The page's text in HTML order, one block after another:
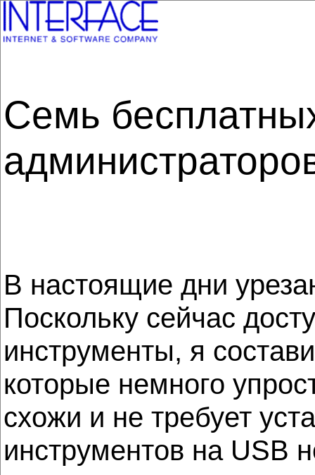
Семь
В настоящие дни
Поскольку сейчас
инструменты, я
которые немного
схожи и не требует
инструментов на USB